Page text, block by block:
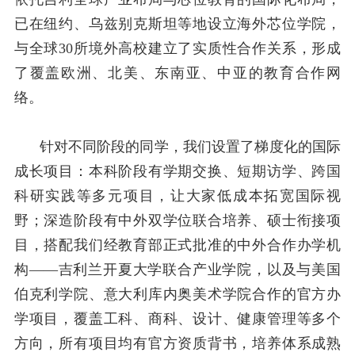
已在纽约、乌兹别克斯坦等地设立海外芯位学院，
与全球30所境外高校建立了实质性合作关系，形成
了覆盖欧洲、北美、东南亚、中亚的教育合作网
络。
针对不同阶段的同学，我们设置了梯度化的国际
成长项目：本科阶段有学期交换、短期访学、跨国
科研实践等多元项目，让大家低成本拓宽国际视
野；深造阶段有中外双学位联合培养、硕士衔接项
目，搭配我们经教育部正式批准的中外合作办学机
构——吉利兰开夏大学联合产业学院，以及与美国
伯克利学院、意大利库内奥美术学院合作的官方办
学项目，覆盖工科、商科、设计、健康管理等多个
方向，所有项目均有官方资质背书，培养体系成熟